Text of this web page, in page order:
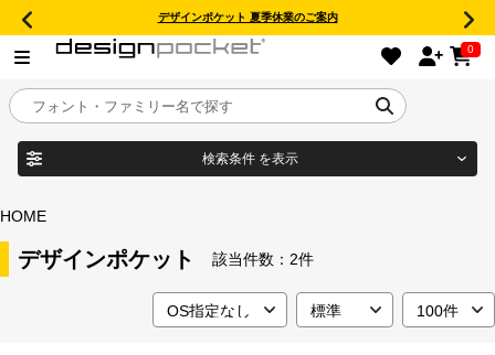
デザインポケット 夏季休業のご案内
0
目的別フォントガイド
特集
検索条件 を表示
HOME
デザインポケット 該当件数： 2件